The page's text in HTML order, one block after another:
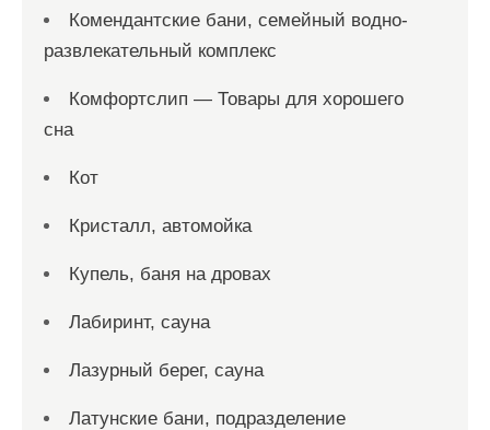
Комендантские бани, семейный водно-
развлекательный комплекс
Комфортслип — Товары для хорошего
сна
Кот
Кристалл, автомойка
Купель, баня на дровах
Лабиринт, сауна
Лазурный берег, сауна
Латунские бани, подразделение